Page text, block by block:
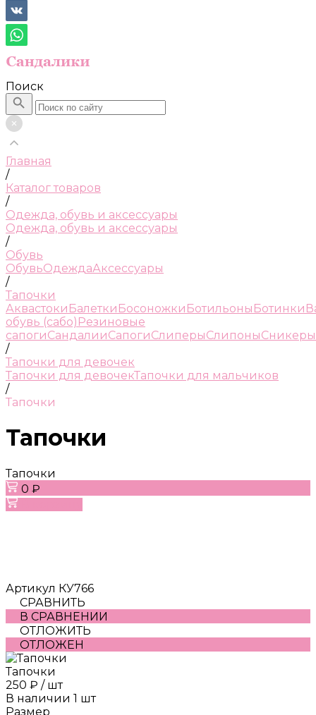
Поиск
Главная
/
Каталог товаров
/
Одежда, обувь и аксессуары
Одежда, обувь и аксессуары
/
Обувь
ОбувьОдеждаАксессуары
/
Тапочки
Аквастоки Балетки Босоножки Ботильоны Ботинки
обувь (сабо) Резиновые
сапогиСандалииСапогиСлиперыСлипоныСникеры
/
Тапочки для девочек
Тапочки для девочекТапочки для мальчиков
/
Тапочки
Тапочки
Тапочки
0 ₽
Артикул КУ766
СРАВНИТЬ
В СРАВНЕНИИ
ОТЛОЖИТЬ
ОТЛОЖЕН
Тапочки
250 ₽ / шт
В наличии 1 шт
Размер